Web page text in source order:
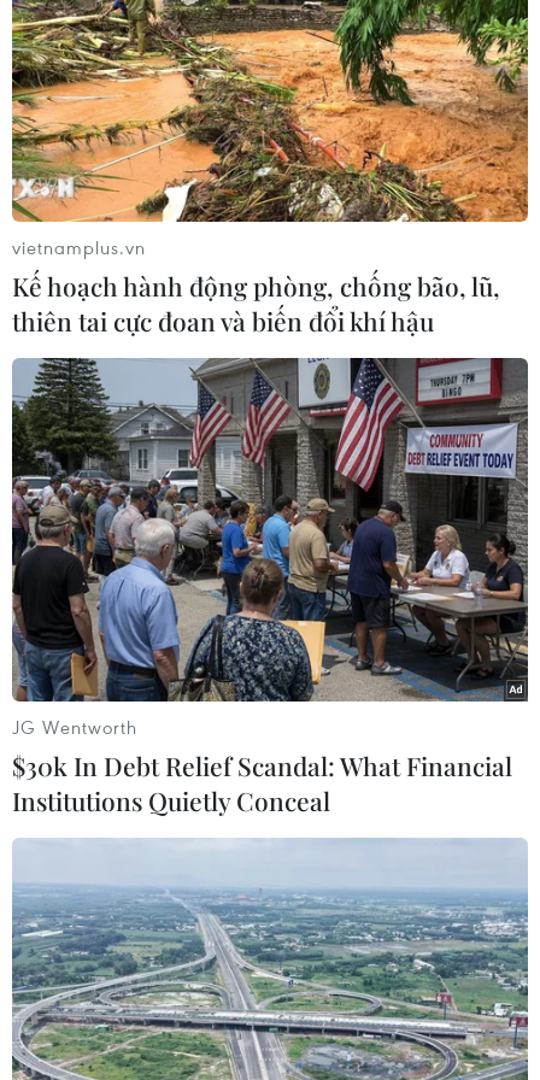
TIN LIÊN QUAN
Hải Dương: Giết con riêng của vợ rồi ném
xác xuống sông
07/01/2015 10:45
Đối tượng Lê Đại Nghĩa (sinh năm 1988), là chồng "hờ"
của chị Lan đã giết và phi tang xác con riêng của chị
Lan là cháu Nguyễn Trung Hiếu (sinh năm 2012).
vietnamplus.vn
Kế hoạch hành động phòng, chống bão, lũ,
thiên tai cực đoan và biến đổi khí hậu
JG Wentworth
$30k In Debt Relief Scandal: What Financial
Institutions Quietly Conceal